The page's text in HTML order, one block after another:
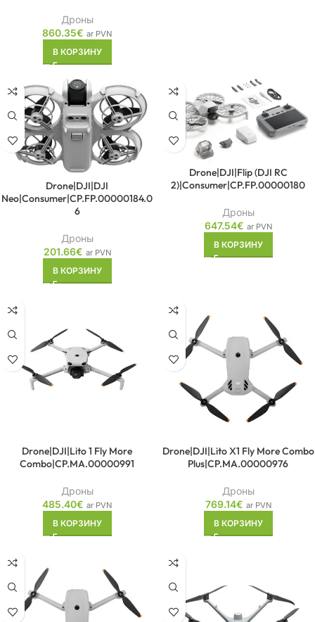
Дроны
860.35€ ar PVN
В КОРЗИНУ
Drone|DJI|DJI
Neo|Consumer|CP.FP.00000184.0
6
Дроны
201.66€ ar PVN
В КОРЗИНУ
Drone|DJI|Flip (DJI RC
2)|Consumer|CP.FP.00000180
Дроны
647.54€ ar PVN
В КОРЗИНУ
Drone|DJI|Lito 1 Fly More
Combo|CP.MA.00000991
Дроны
485.40€ ar PVN
В КОРЗИНУ
Drone|DJI|Lito X1 Fly More Combo
Plus|CP.MA.00000976
Дроны
769.14€ ar PVN
В КОРЗИНУ